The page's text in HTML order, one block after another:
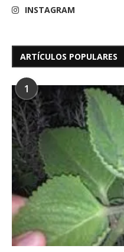
INSTAGRAM
ARTÍCULOS POPULARES
1